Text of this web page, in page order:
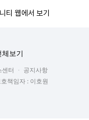
티 웹에서 보기
체보기
터
공지사항
책임자 : 이호원